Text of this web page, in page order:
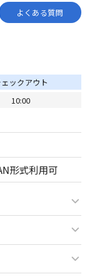
よくある質問
ックアウト
10:00
形式利用可